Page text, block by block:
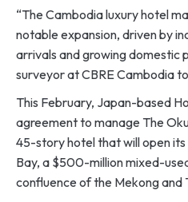
“The Cambodia luxury hotel
notable expansion, driven by
arrivals and growing domestic
surveyor at CBRE Cambodia
This February, Japan-based
agreement to manage The
45-story hotel that will open
Bay, a $500-million mixed-
confluence of the Mekong and